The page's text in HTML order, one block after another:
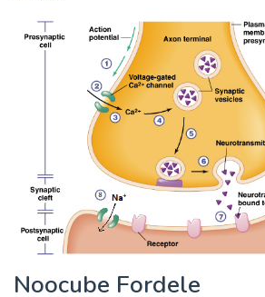
Noocube Fordele